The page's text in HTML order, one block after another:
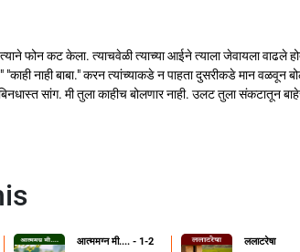
फोन कट केला. त्याचवेळी त्याच्या आईने त्याला जेवायला वाढले
नाही बाबा." करन त्यांच्याकडे न पाहता दुसरीकडे मान वळवून
सांग. मी तुला काहीच बोलणार नाही. उलट तुला संकटातून
आत्ममग्न मी.... - 1-2 ललाटरेषा